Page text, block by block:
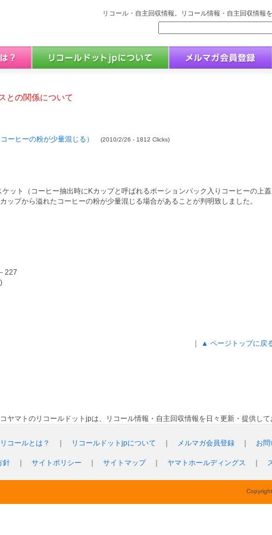
リコール・自主回収情報。リコール情報・自主回収情報
との関係について
ーヒーの粉が少量混じる）
(2010/2/26 - 1812 Clicks)
ット（コーヒー抽出時にKカップと呼ばれるポーションパック入りコーヒーの上
ップから溢れたコーヒーの粉が少量混じる場合があることが判明致しました。
227
▲ ページトップに戻
ヤマトのリコールドットjpは、リコール情報・自主回収情報を日々更新・提供して
リコールとは？ リコールドットjpについて メルマガ会員登録 お
針 サイトポリシー サイトマップ｜ ヤマトホールディングス